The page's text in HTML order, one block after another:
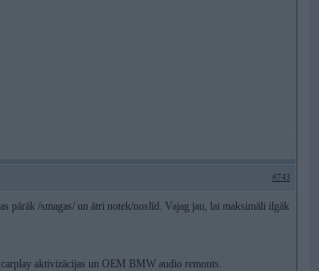
#743
pārāk /smagas/ un ātri notek/noslīd. Vajag jau, lai maksimāli ilgāk
aktivizācijas un OEM BMW audio remonts.